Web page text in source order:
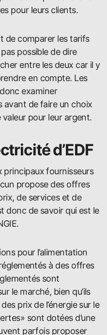
pour leurs clients.
de comparer les tarifs
pas possible de dire
entre les deux car il y
en compte. Les
examiner
de faire un choix
valeur pour leur argent.
d’EDF
principaux fournisseurs
propose des offres
de services et de
donc de savoir qui est le
pour l’alimentation
à des offres
sont
le marché, bien qu’ils
prix de l’énergie sur le
sont dotées d’une
parfois proposer